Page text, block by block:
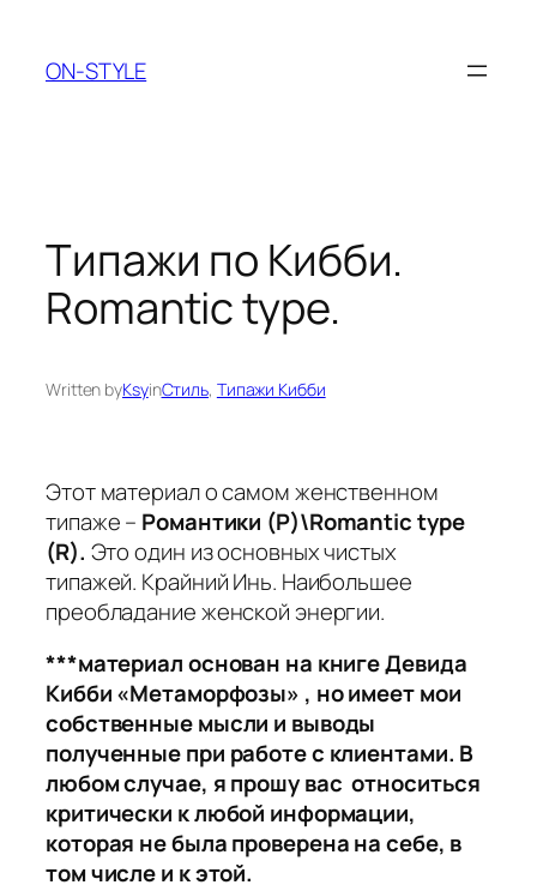
вмісту
ON-STYLE
Типажи по Кибби.
Romantic type.
Written byKsyinСтиль, Типажи Кибби
Этот материал о самом женственном
типаже – Романтики (Р)\Romantic type
(R). Это один из основных чистых
типажей. Крайний Инь. Наибольшее
преобладание женской энергии.
***материал основан на книге Девида
Кибби «Метаморфозы» , но имеет мои
собственные мысли и выводы
полученные при работе с клиентами. В
любом случае, я прошу вас относиться
критически к любой информации,
которая не была проверена на себе, в
том числе и к этой.